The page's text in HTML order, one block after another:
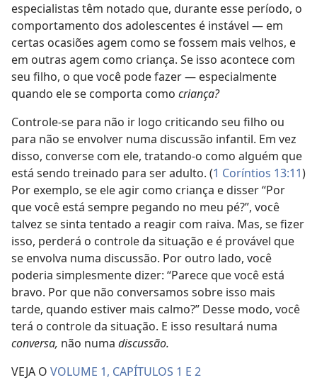
especialistas têm notado que, durante esse período, o
comportamento dos adolescentes é instável — em
certas ocasiões agem como se fossem mais velhos, e
em outras agem como criança. Se isso acontece com
seu filho, o que você pode fazer — especialmente
quando ele se comporta como criança?
Controle-se para não ir logo criticando seu filho ou
para não se envolver numa discussão infantil. Em vez
disso, converse com ele, tratando-o como alguém que
está sendo treinado para ser adulto. (1 Coríntios 13:11)
Por exemplo, se ele agir como criança e disser “Por
que você está sempre pegando no meu pé?”, você
talvez se sinta tentado a reagir com raiva. Mas, se fizer
isso, perderá o controle da situação e é provável que
se envolva numa discussão. Por outro lado, você
poderia simplesmente dizer: “Parece que você está
bravo. Por que não conversamos sobre isso mais
tarde, quando estiver mais calmo?” Desse modo, você
terá o controle da situação. E isso resultará numa
conversa, não numa discussão.
VEJA O VOLUME 1, CAPÍTULOS 1 E 2